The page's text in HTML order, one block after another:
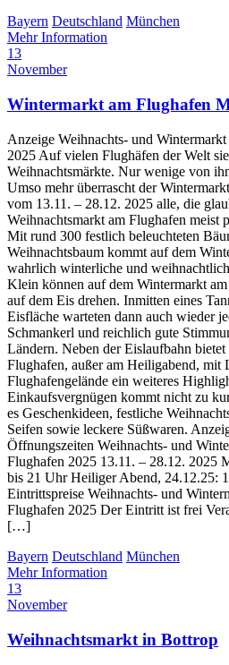
Bayern Deutschland München
Mehr Information
13
November
Wintermarkt am Flughafen
Anzeige Weihnachts- und
2025 Auf vielen Flughäfen der Welt
Weihnachtsmärkte. Nur wenige von
Umso mehr überrascht der
vom 13.11. – 28.12. 2025 alle, die
Weihnachtsmarkt am Flughafen meist
Mit rund 300 festlich beleuchteten
Weihnachtsbaum kommt auf dem
wahrlich winterliche und
Klein können auf dem Wintermarkt
auf dem Eis drehen. Inmitten eines
Eisfläche warteten dann auch wieder
Schmankerl und reichlich gute
Ländern. Neben der Eislaufbahn
Flughafen, außer am Heiligabend, mit
Flughafengelände ein weiteres
Einkaufsvergnügen kommt nicht zu
es Geschenkideen, festliche
Seifen sowie leckere Süßwaren.
Öffnungszeiten Weihnachts- und
Flughafen 2025 13.11. – 28.12. 2025
bis 21 Uhr Heiliger Abend, 24.12.25:
Eintrittspreise Weihnachts- und
Flughafen 2025 Der Eintritt ist frei
[…]
Bayern Deutschland München
Mehr Information
13
November
Weihnachtsmarkt in Bottrop